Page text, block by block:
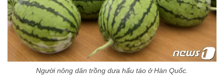
Người nông dân trồng dưa hấu táo ở Hàn Quốc.